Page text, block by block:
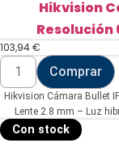
Hikvision
Resolución
103,94€
Hikvision
Cámara
Bullet
IP
gama
Value
-
Comprar
Hikvision Cámara Bullet
Lente 2.8 mm – Luz hibrida 30 m | Sirena y flash disuasorios – Detección de
movimiento 2.0 |
Con stock